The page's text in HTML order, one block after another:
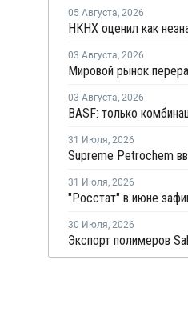
05 Августа, 2026
03 Августа, 2026
03 Августа, 2026
31 Июля, 2026
31 Июля, 2026
30 Июля, 2026